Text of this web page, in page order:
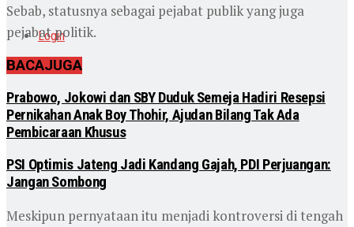
Login
Sebab, statusnya sebagai pejabat publik yang juga
pejabat politik.
BACAJUGA
Prabowo, Jokowi dan SBY Duduk Semeja Hadiri Resepsi
Pernikahan Anak Boy Thohir, Ajudan Bilang Tak Ada
Pembicaraan Khusus
PSI Optimis Jateng Jadi Kandang Gajah, PDI Perjuangan:
Jangan Sombong
Meskipun pernyataan itu menjadi kontroversi di tengah